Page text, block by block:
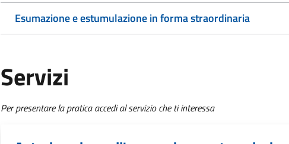
Esumazione e estumulazione in forma straordinaria
Servizi
Per presentare la pratica accedi al servizio che ti interessa